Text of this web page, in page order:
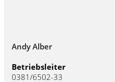
Andy Alber
Betriebsleiter
0381/6502-33